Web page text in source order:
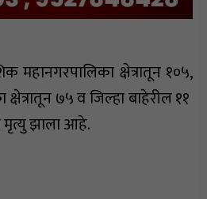
महानगरपालिका क्षेत्रातून १०५,
७५ व जिल्हा बाहेरील ११
झाला आहे.